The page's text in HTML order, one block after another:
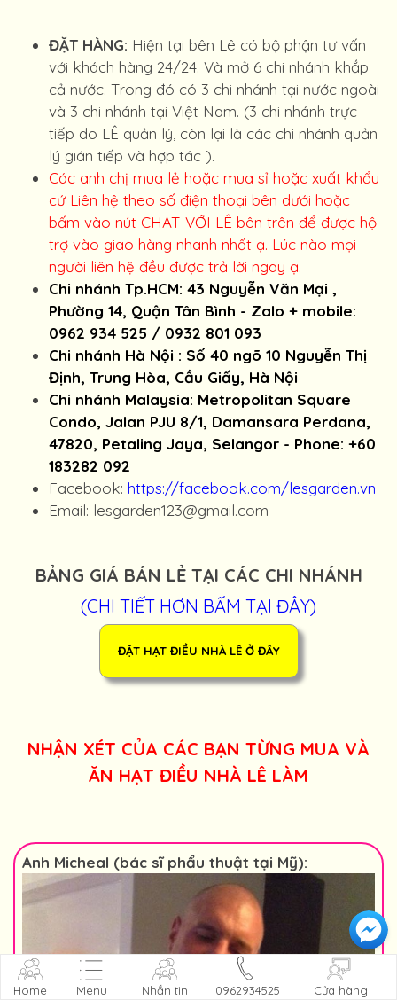
ĐẶT HÀNG: Hiện tại bên Lê có bộ phận tư vấn
với khách hàng 24/24. Và mở 6 chi nhánh khắp
cả nước. Trong đó có 3 chi nhánh tại nước ngoài
và 3 chi nhánh tại Việt Nam. (3 chi nhánh trực
tiếp do LÊ quản lý, còn lại là các chi nhánh quản
lý gián tiếp và hợp tác ).
Các anh chị mua lẻ hoặc mua sỉ hoặc xuất khẩu
cứ Liên hệ theo số điện thoại bên dưới hoặc
bấm vào nút CHAT VỚI LÊ bên trên để được hộ
trợ vào giao hàng nhanh nhất ạ. Lúc nào mọi
người liên hệ đều được trả lời ngay ạ.
Chi nhánh Tp.HCM: 43 Nguyễn Văn Mại ,
Phường 14, Quận Tân Bình - Zalo + mobile:
0962 934 525 / 0932 801 093
Chi nhánh Hà Nội : Số 40 ngõ 10 Nguyễn Thị
Định, Trung Hòa, Cầu Giấy, Hà Nội
Chi nhánh Malaysia: Metropolitan Square
Condo, Jalan PJU 8/1, Damansara Perdana,
47820, Petaling Jaya, Selangor - Phone: +60
183282 092
Facebook: https://facebook.com/lesgarden.vn
Email: lesgarden123@gmail.com
BẢNG GIÁ BÁN LẺ TẠI CÁC CHI NHÁNH
(CHI TIẾT HƠN BẤM TẠI ĐÂY)
NHẬN XÉT CỦA CÁC BẠN TỪNG MUA VÀ
ĂN HẠT ĐIỀU NHÀ LÊ LÀM
Anh Micheal (bác sĩ phẩu thuật tại Mỹ):
Home Menu Nhắn tin 0962934525 Cửa hàng